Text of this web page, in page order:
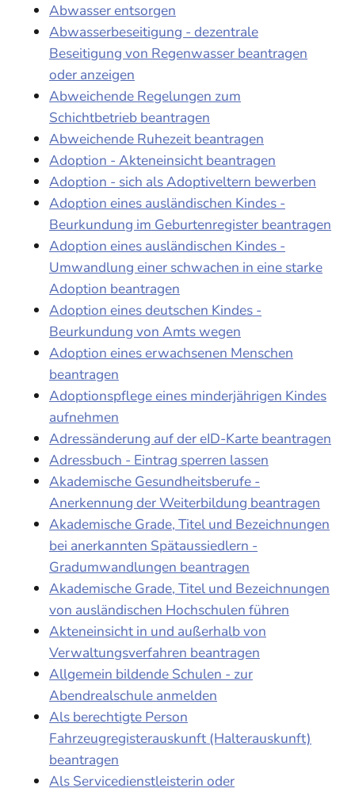
Abwasser entsorgen
Abwasserbeseitigung - dezentrale
Beseitigung von Regenwasser beantragen
oder anzeigen
Abweichende Regelungen zum
Schichtbetrieb beantragen
Abweichende Ruhezeit beantragen
Adoption - Akteneinsicht beantragen
Adoption - sich als Adoptiveltern bewerben
Adoption eines ausländischen Kindes -
Beurkundung im Geburtenregister beantragen
Adoption eines ausländischen Kindes -
Umwandlung einer schwachen in eine starke
Adoption beantragen
Adoption eines deutschen Kindes -
Beurkundung von Amts wegen
Adoption eines erwachsenen Menschen
beantragen
Adoptionspflege eines minderjährigen Kindes
aufnehmen
Adressänderung auf der eID-Karte beantragen
Adressbuch - Eintrag sperren lassen
Akademische Gesundheitsberufe -
Anerkennung der Weiterbildung beantragen
Akademische Grade, Titel und Bezeichnungen
bei anerkannten Spätaussiedlern -
Gradumwandlungen beantragen
Akademische Grade, Titel und Bezeichnungen
von ausländischen Hochschulen führen
Akteneinsicht in und außerhalb von
Verwaltungsverfahren beantragen
Allgemein bildende Schulen - zur
Abendrealschule anmelden
Als berechtigte Person
Fahrzeugregisterauskunft (Halterauskunft)
beantragen
Als Servicedienstleisterin oder